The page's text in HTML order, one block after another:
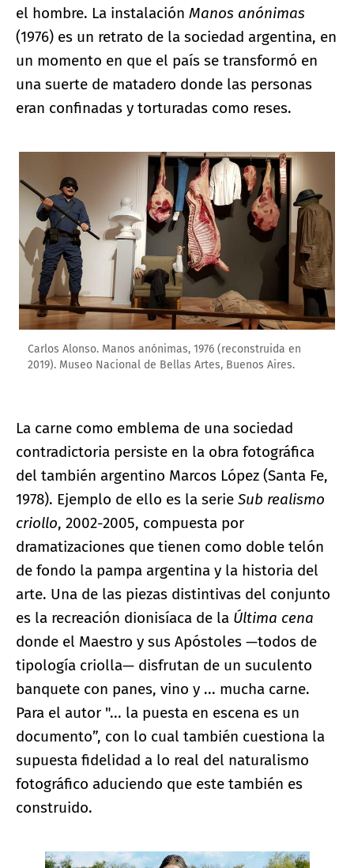
el hombre. La instalación Manos anónimas
(1976) es un retrato de la sociedad argentina, en
un momento en que el país se transformó en
una suerte de matadero donde las personas
eran confinadas y torturadas como reses.
Ampliar imagen
Carlos Alonso. Manos anónimas, 1976 (reconstruida en
2019). Museo Nacional de Bellas Artes, Buenos Aires.
La carne como emblema de una sociedad
contradictoria persiste en la obra fotográfica
del también argentino Marcos López (Santa Fe,
1978). Ejemplo de ello es la serie Sub realismo
criollo, 2002-2005, compuesta por
dramatizaciones que tienen como doble telón
de fondo la pampa argentina y la historia del
arte. Una de las piezas distintivas del conjunto
es la recreación dionisíaca de la Última cena
donde el Maestro y sus Apóstoles —todos de
tipología criolla— disfrutan de un suculento
banquete con panes, vino y ... mucha carne.
Para el autor "... la puesta en escena es un
documento”, con lo cual también cuestiona la
supuesta fidelidad a lo real del naturalismo
fotográfico aduciendo que este también es
construido.
Ampliar imagen